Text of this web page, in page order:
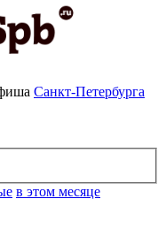
Санкт-Петербурга
в этом месяце